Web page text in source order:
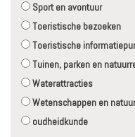
Sport en avontuur
Toeristische bezoeken
Toeristische
Tuinen, parken en
Waterattracties
Wetenschappen en natuur
oudheidkunde